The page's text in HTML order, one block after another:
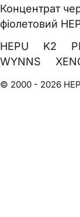
Концентрат
фіолетовий
HEPU
K2
WYNNS
© 2000 - 2026